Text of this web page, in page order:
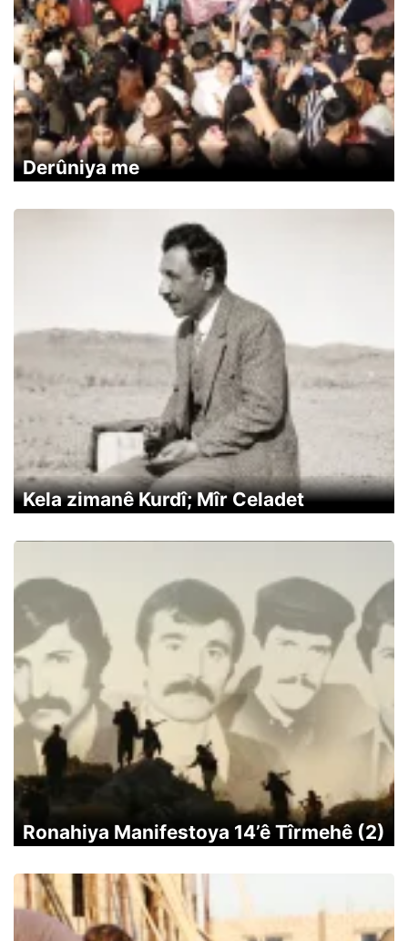
Derûniya me
Kela zimanê Kurdî; Mîr Celadet
Ronahiya Manifestoya 14’ê Tîrmehê (2)